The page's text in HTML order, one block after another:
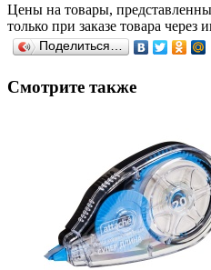
Цены на товары,
только при заказе товара через
Поделиться…
Смотрите также